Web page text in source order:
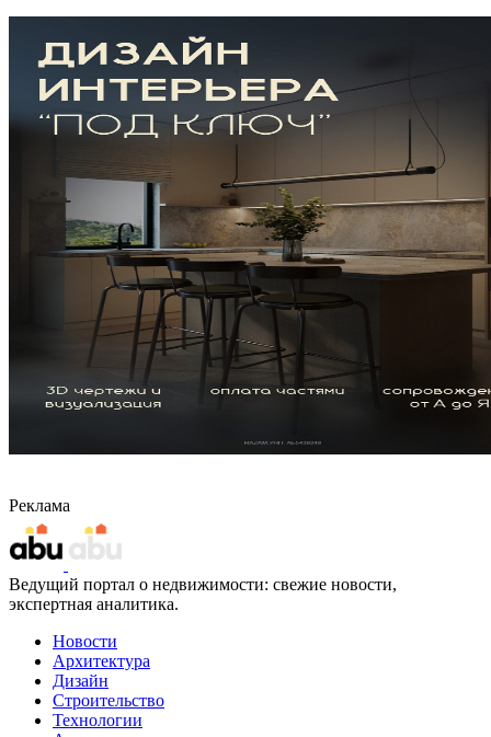
Реклама
Ведущий портал о недвижимости: свежие новости,
экспертная аналитика.
Новости
Архитектура
Дизайн
Строительство
Технологии